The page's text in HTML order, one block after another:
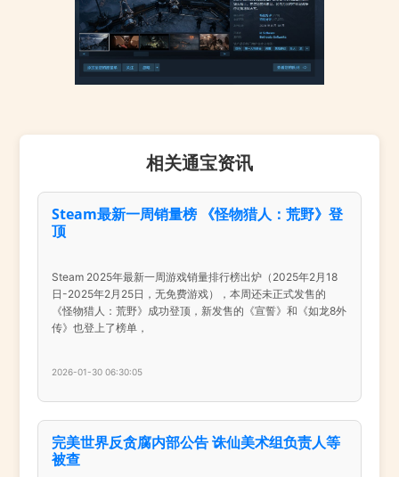
相关通宝资讯
Steam最新一周销量榜 《怪物猎人：荒野》登
顶
Steam 2025年最新一周游戏销量排行榜出炉（2025年2月18
日-2025年2月25日，无免费游戏），本周还未正式发售的
《怪物猎人：荒野》成功登顶，新发售的《宣誓》和《如龙8外
传》也登上了榜单，
2026-01-30 06:30:05
完美世界反贪腐内部公告 诛仙美术组负责人等
被查